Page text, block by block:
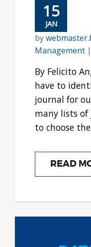
15
JAN
by
Management |
By Felicito
have to
journal for
many lists of
to choose
READ